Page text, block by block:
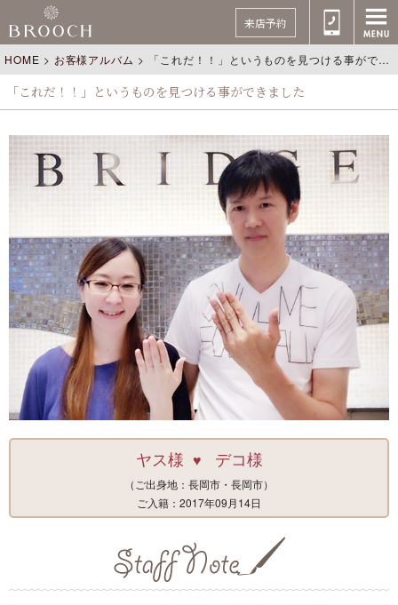
来店予約
HOME > お客様アルバム > 「これだ！！」というものを見つける事ができました
「これだ！！」というものを見つける事ができました
ヤス様 ♥ デコ様
（ご出身地：長岡市・長岡市）
ご入籍：2017年09月14日